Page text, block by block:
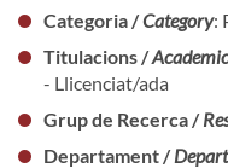
Categoria /Category:
Titulacions /
- Llicenciat/ada
Grup de Recerca /
Departament /